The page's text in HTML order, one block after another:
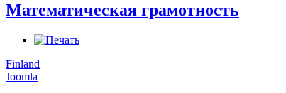
Математическая грамотность
Finland
Joomla